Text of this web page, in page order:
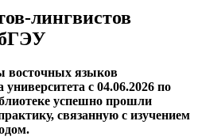
лингвистов
восточных языков
с 04.06.2026 по
успешно прошли
связанную с изучением